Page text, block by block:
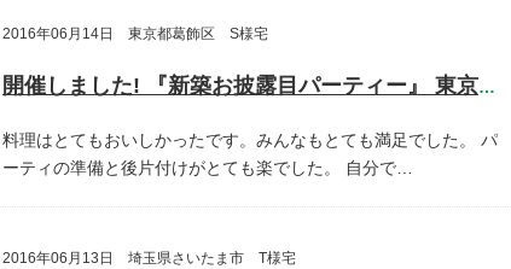
2016年06月14日 東京都葛飾区 S様宅
開催しました! 『新築お披露目パーティー』 東京都葛飾区 S様宅
料理はとてもおいしかったです。みんなもとても満足でした。
パ
ーティの準備と後片付けがとても楽でした。
自分で…
2016年06月13日 埼玉県さいたま市 T様宅